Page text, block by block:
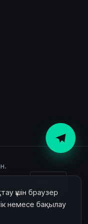
үшін браузер
немесе бақылау